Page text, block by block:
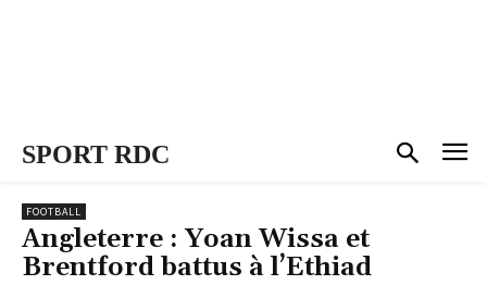
SPORT RDC
FOOTBALL
Angleterre : Yoan Wissa et
Brentford battus à l’Ethiad